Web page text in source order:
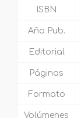
ISBN
Año Pub.
Editorial
Páginas
Formato
Volúmenes